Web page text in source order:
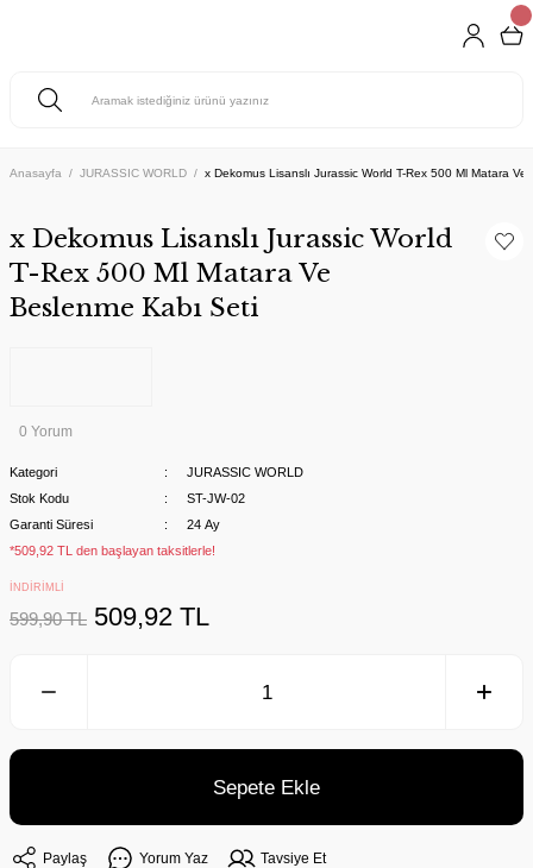
Anasayfa JURASSIC WORLD x Dekomus Lisanslı Jurassic World T-Rex 500 Ml Matara Ve
x Dekomus Lisanslı Jurassic World
T-Rex 500 Ml Matara Ve
Beslenme Kabı Seti
0 Yorum
Kategori
JURASSIC WORLD
Stok Kodu
ST-JW-02
Garanti Süresi
24 Ay
*509,92 TL den başlayan taksitlerle!
İNDİRİMLİ
599,90 TL 509,92 TL
Sepete Ekle
Paylaş Yorum Yaz Tavsiye Et